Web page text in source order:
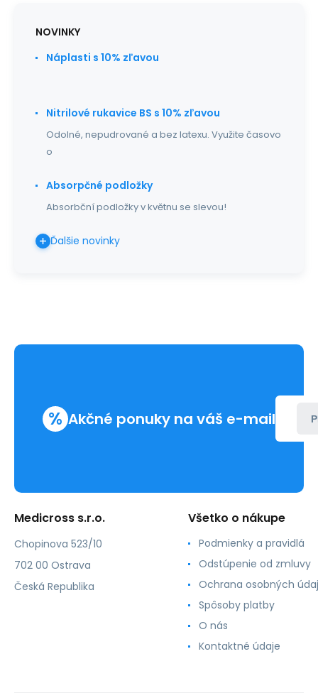
NOVINKY
Náplasti s 10% zľavou
Nitrilové rukavice BS s 10% zľavou
Odolné, nepudrované a bez latexu. Využite časovo
o
Absorpčné podložky
Absorbční podložky v květnu se slevou!
Ďalšie novinky
% Akčné ponuky na váš e-mail
Medicross s.r.o.
Chopinova 523/10
702 00 Ostrava
Česká Republika
Všetko o nákupe
Podmienky a pravidlá
Odstúpenie od zmluvy
Ochrana osobných
Spôsoby platby
O nás
Kontaktné údaje